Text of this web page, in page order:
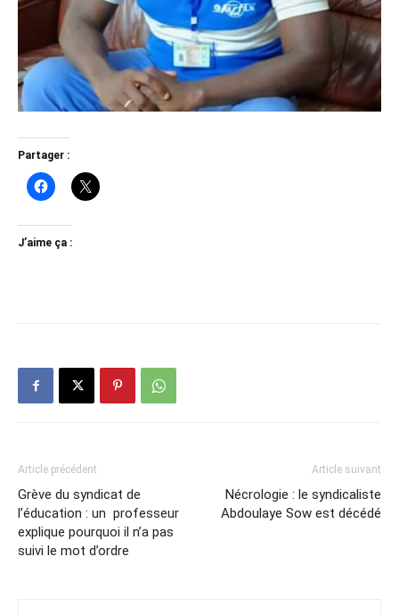
Partager :
J’aime ça :
Article précédent
Grève du syndicat de
l’éducation : un professeur
explique pourquoi il n’a pas
suivi le mot d’ordre
Article suivant
Nécrologie : le syndicaliste
Abdoulaye Sow est décédé